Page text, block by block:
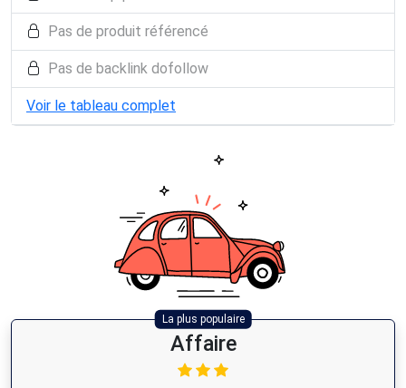
Pas de produit référencé
Pas de backlink dofollow
Voir le tableau complet
La plus populaire
Affaire